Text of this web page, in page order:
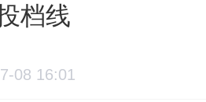
档线
08 16:01